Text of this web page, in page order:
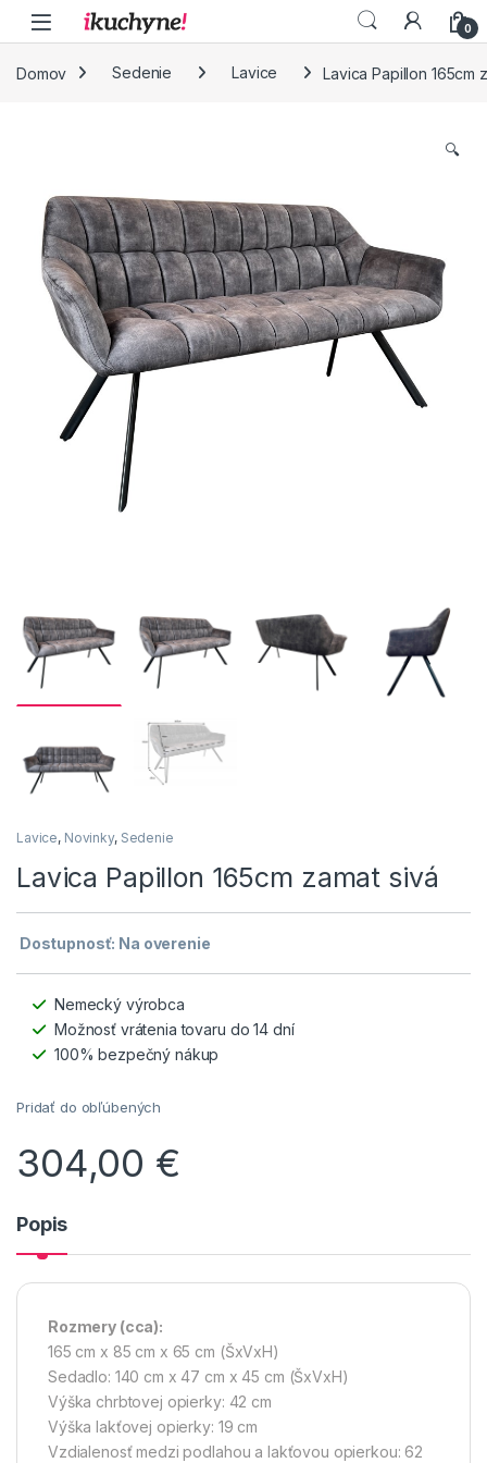
Skip to navigation
Skip to content
0
Domov Sedenie Lavice Lavica Papillon 165cm
🔍
Lavice, Novinky, Sedenie
Lavica Papillon 165cm zamat sivá
Dostupnosť: Na overenie
Nemecký výrobca
Možnosť vrátenia tovaru do 14 dní
100% bezpečný nákup
Pridať do obľúbených
304,00 €
Popis
Rozmery (cca):
165 cm x 85 cm x 65 cm (ŠxVxH)
Sedadlo: 140 cm x 47 cm x 45 cm (ŠxVxH)
Výška chrbtovej opierky: 42 cm
Výška lakťovej opierky: 19 cm
Vzdialenosť medzi podlahou a lakťovou opierkou: 62